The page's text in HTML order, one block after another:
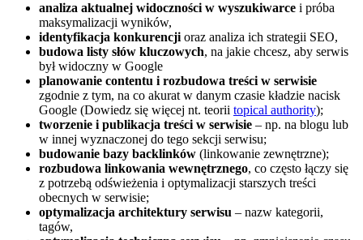
analiza aktualnej widoczności w wyszukiwarce i próba
maksymalizacji wyników,
identyfikacja konkurencji oraz analiza ich strategii SEO,
budowa listy słów kluczowych, na jakie chcesz, aby serwis
był widoczny w Google
planowanie contentu i rozbudowa treści w serwisie
zgodnie z tym, na co akurat w danym czasie kładzie nacisk
Google (Dowiedz się więcej nt. teorii topical authority);
tworzenie i publikacja treści w serwisie – np. na blogu lub
w innej wyznaczonej do tego sekcji serwisu;
budowanie bazy backlinków (linkowanie zewnętrzne);
rozbudowa linkowania wewnętrznego, co często łączy się
z potrzebą odświeżenia i optymalizacji starszych treści
obecnych w serwisie;
optymalizacja architektury serwisu – nazw kategorii,
tagów,